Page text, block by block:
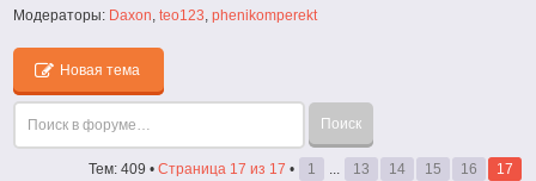
Модераторы: Daxon,teo123,phenikomperekt
Новая тема
Тем: 409 • Страница 17 из 17 • 1 ... 13 14 15 16 17